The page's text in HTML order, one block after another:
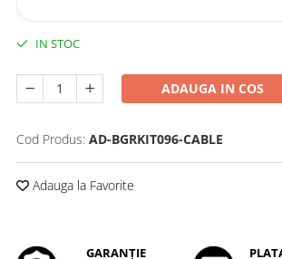
IN STOC
ADAUGA IN COS
Cod Produs: AD-BGRKIT096-CABLE
Adauga la Favorite
GARANȚIE